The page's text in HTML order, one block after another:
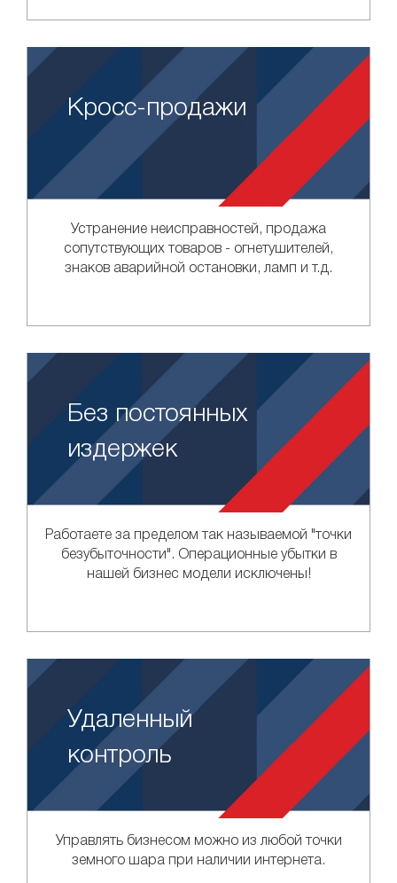
Кросс-продажи
Устранение неисправностей, продажа
сопутствующих товаров - огнетушителей,
знаков аварийной остановки, ламп и т.д.
Без постоянных
издержек
Работаете за пределом так называемой "точки
безубыточности". Операционные убытки в
нашей бизнес модели исключены!
Удаленный
контроль
Управлять бизнесом можно из любой точки
земного шара при наличии интернета.